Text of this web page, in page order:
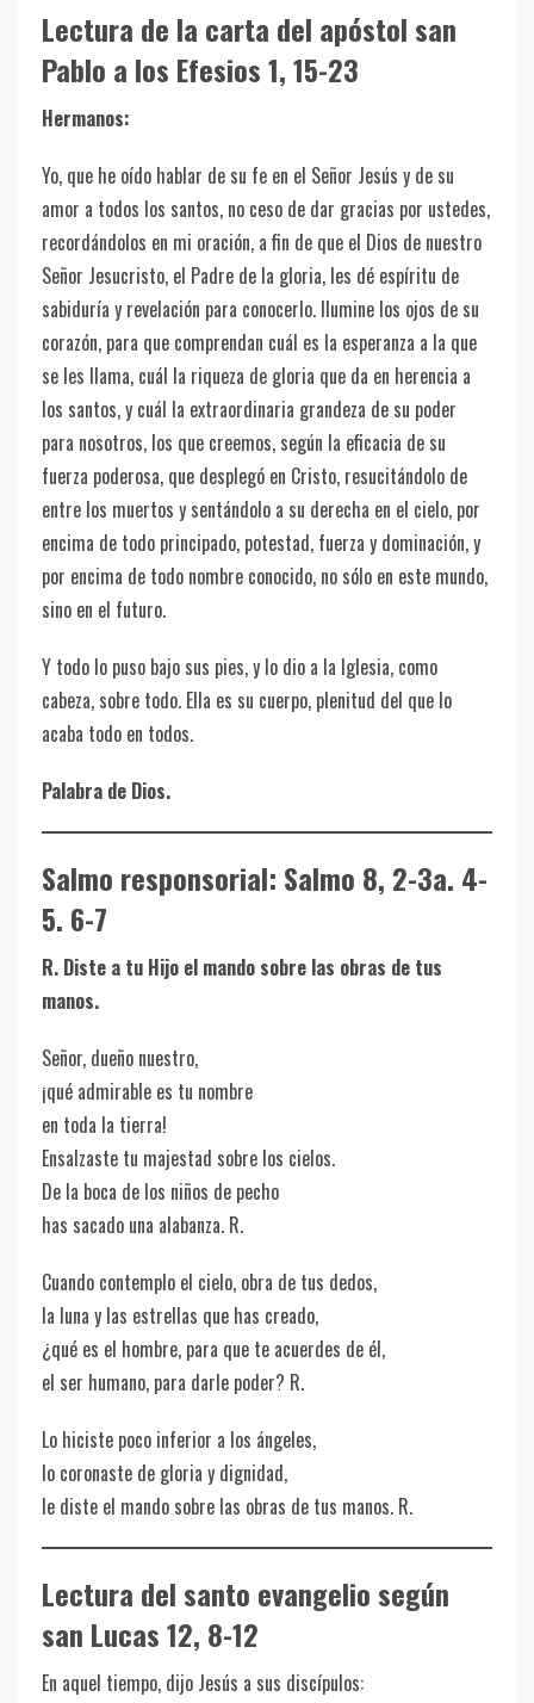
Lectura de la carta del apóstol san
Pablo a los Efesios 1, 15-23
Hermanos:
Yo, que he oído hablar de su fe en el Señor Jesús y de su
amor a todos los santos, no ceso de dar gracias por ustedes,
recordándolos en mi oración, a fin de que el Dios de nuestro
Señor Jesucristo, el Padre de la gloria, les dé espíritu de
sabiduría y revelación para conocerlo. Ilumine los ojos de su
corazón, para que comprendan cuál es la esperanza a la que
se les llama, cuál la riqueza de gloria que da en herencia a
los santos, y cuál la extraordinaria grandeza de su poder
para nosotros, los que creemos, según la eficacia de su
fuerza poderosa, que desplegó en Cristo, resucitándolo de
entre los muertos y sentándolo a su derecha en el cielo, por
encima de todo principado, potestad, fuerza y dominación, y
por encima de todo nombre conocido, no sólo en este mundo,
sino en el futuro.
Y todo lo puso bajo sus pies, y lo dio a la Iglesia, como
cabeza, sobre todo. Ella es su cuerpo, plenitud del que lo
acaba todo en todos.
Palabra de Dios.
Salmo responsorial: Salmo 8, 2-3a. 4-
5. 6-7
R. Diste a tu Hijo el mando sobre las obras de tus
manos.
Señor, dueño nuestro,
¡qué admirable es tu nombre
en toda la tierra!
Ensalzaste tu majestad sobre los cielos.
De la boca de los niños de pecho
has sacado una alabanza. R.
Cuando contemplo el cielo, obra de tus dedos,
la luna y las estrellas que has creado,
¿qué es el hombre, para que te acuerdes de él,
el ser humano, para darle poder? R.
Lo hiciste poco inferior a los ángeles,
lo coronaste de gloria y dignidad,
le diste el mando sobre las obras de tus manos. R.
Lectura del santo evangelio según
san Lucas 12, 8-12
En aquel tiempo, dijo Jesús a sus discípulos: